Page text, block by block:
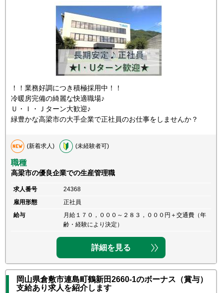
！！業務好調につき積極採用中！！
冷暖房完備の綺麗な快適職場♪
Ｕ・Ｉ・Ｊターン大歓迎♪
緑豊かな高梁市の大手企業で正社員のお仕事をしませんか？
(新着求人) (未経験者可)
職種
高梁市の優良企業での生産管理職
求人番号
24368
雇用形態
正社員
給与
月給１７０，０００～２８３，０００円＋交通費（年
齢・経験により決定）
詳細を見る
岡山県倉敷市連島町鶴新田2660-1のボーナス（賞与）
支給あり求人を紹介します